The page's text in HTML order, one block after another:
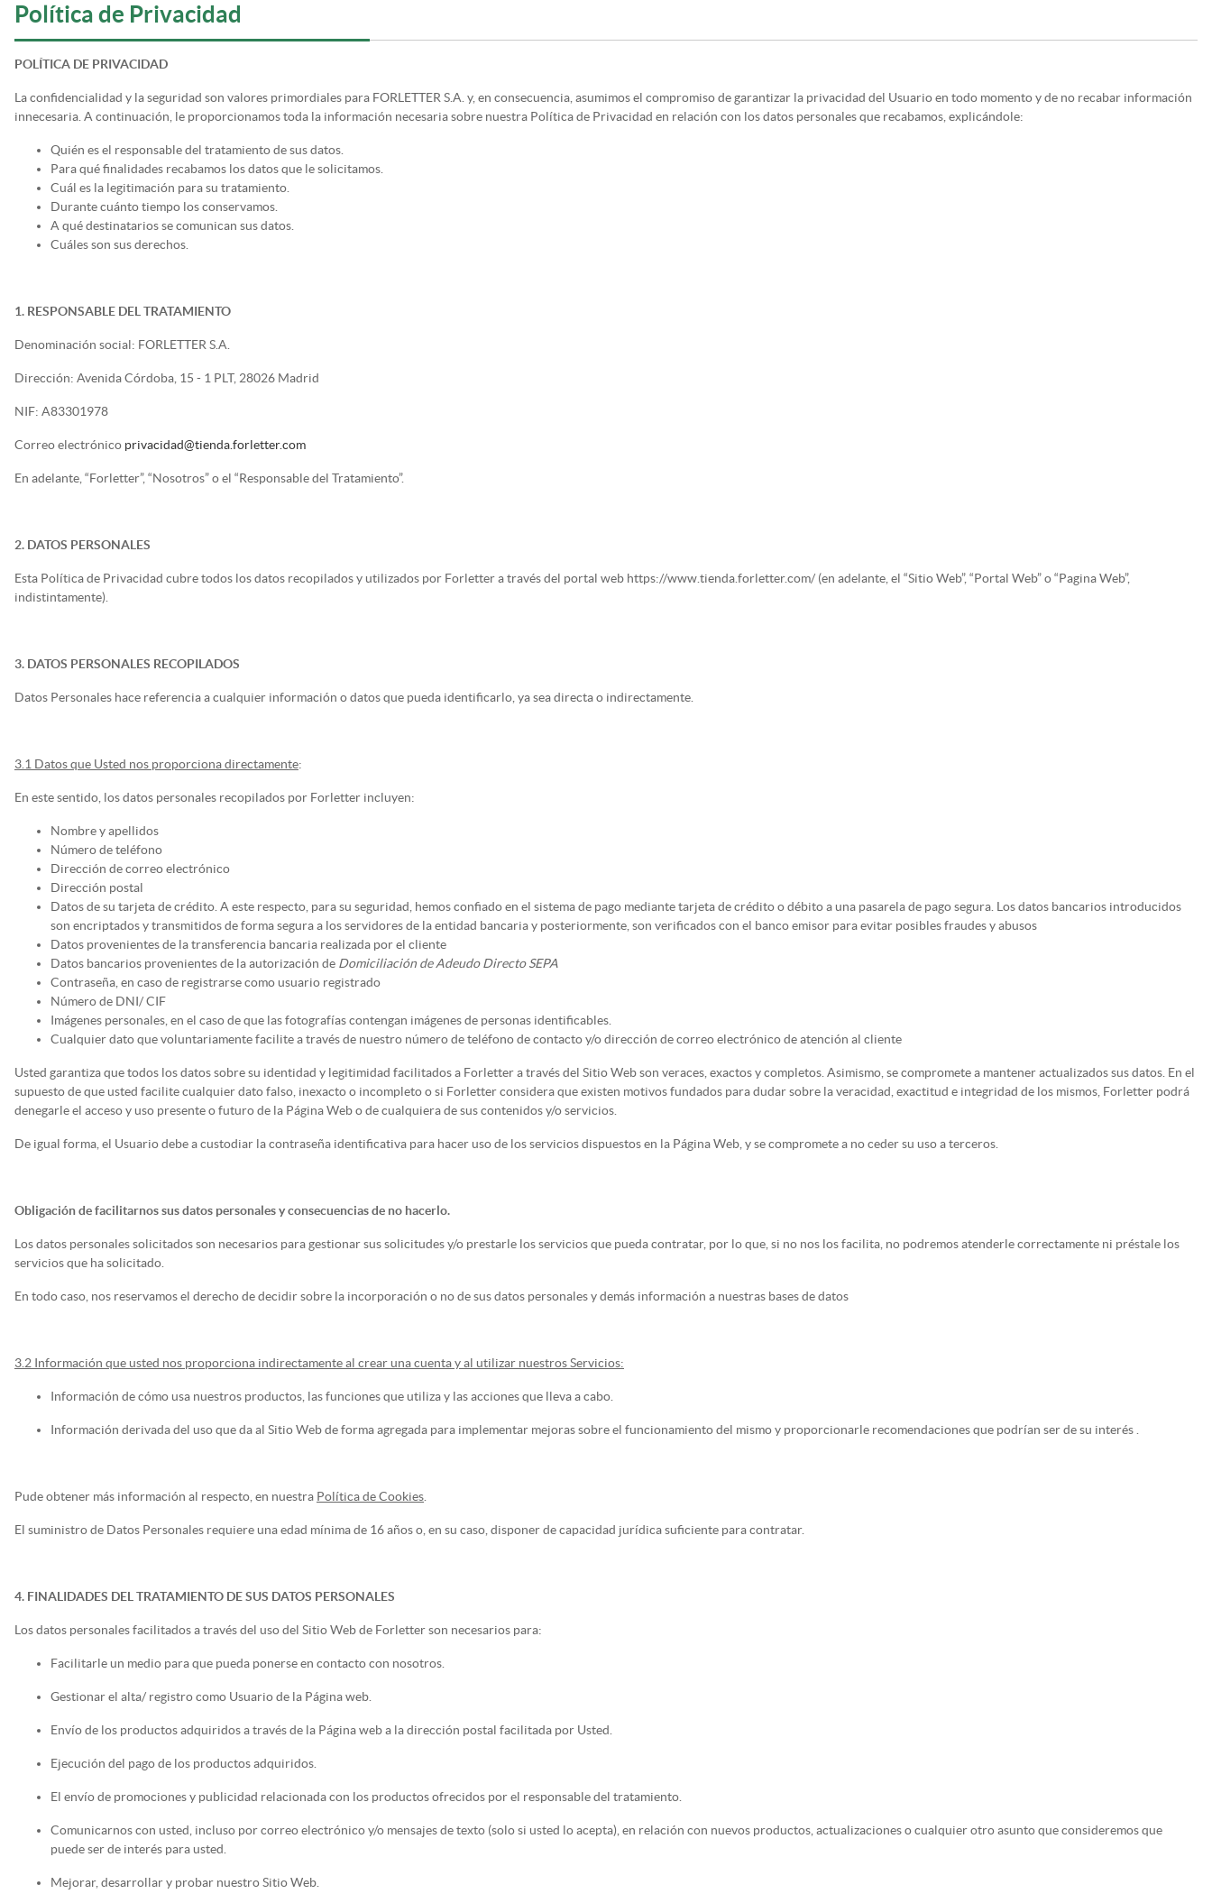
Política de Privacidad
POLÍTICA DE PRIVACIDAD
La confidencialidad y la seguridad son valores primordiales para FORLETTER S.A. y, en consecuencia, asumimos el compromiso de garantizar la privacidad del Usuario en todo momento y de no recabar información
innecesaria. A continuación, le proporcionamos toda la información necesaria sobre nuestra Política de Privacidad en relación con los datos personales que recabamos, explicándole:
Quién es el responsable del tratamiento de sus datos.
Para qué finalidades recabamos los datos que le solicitamos.
Cuál es la legitimación para su tratamiento.
Durante cuánto tiempo los conservamos.
A qué destinatarios se comunican sus datos.
Cuáles son sus derechos.
1. RESPONSABLE DEL TRATAMIENTO
Denominación social: FORLETTER S.A.
Dirección: Avenida Córdoba, 15 - 1 PLT, 28026 Madrid
NIF: A83301978
Correo electrónico privacidad@tienda.forletter.com
En adelante, “Forletter”, “Nosotros” o el “Responsable del Tratamiento”.
2. DATOS PERSONALES
Esta Política de Privacidad cubre todos los datos recopilados y utilizados por Forletter a través del portal web https://www.tienda.forletter.com/ (en adelante, el “Sitio Web”, “Portal Web” o “Pagina Web”,
indistintamente).
3. DATOS PERSONALES RECOPILADOS
Datos Personales hace referencia a cualquier información o datos que pueda identificarlo, ya sea directa o indirectamente.
3.1 Datos que Usted nos proporciona directamente:
En este sentido, los datos personales recopilados por Forletter incluyen:
Nombre y apellidos
Número de teléfono
Dirección de correo electrónico
Dirección postal
Datos de su tarjeta de crédito. A este respecto, para su seguridad, hemos confiado en el sistema de pago mediante tarjeta de crédito o débito a una pasarela de pago segura. Los datos bancarios introducidos
son encriptados y transmitidos de forma segura a los servidores de la entidad bancaria y posteriormente, son verificados con el banco emisor para evitar posibles fraudes y abusos
Datos provenientes de la transferencia bancaria realizada por el cliente
Datos bancarios provenientes de la autorización de Domiciliación de Adeudo Directo SEPA
Contraseña, en caso de registrarse como usuario registrado
Número de DNI/ CIF
Imágenes personales, en el caso de que las fotografías contengan imágenes de personas identificables.
Cualquier dato que voluntariamente facilite a través de nuestro número de teléfono de contacto y/o dirección de correo electrónico de atención al cliente
Usted garantiza que todos los datos sobre su identidad y legitimidad facilitados a Forletter a través del Sitio Web son veraces, exactos y completos. Asimismo, se compromete a mantener actualizados sus datos. En el
supuesto de que usted facilite cualquier dato falso, inexacto o incompleto o si Forletter considera que existen motivos fundados para dudar sobre la veracidad, exactitud e integridad de los mismos, Forletter podrá
denegarle el acceso y uso presente o futuro de la Página Web o de cualquiera de sus contenidos y/o servicios.
De igual forma, el Usuario debe a custodiar la contraseña identificativa para hacer uso de los servicios dispuestos en la Página Web, y se compromete a no ceder su uso a terceros.
Obligación de facilitarnos sus datos personales y consecuencias de no hacerlo.
Los datos personales solicitados son necesarios para gestionar sus solicitudes y/o prestarle los servicios que pueda contratar, por lo que, si no nos los facilita, no podremos atenderle correctamente ni préstale los
servicios que ha solicitado.
En todo caso, nos reservamos el derecho de decidir sobre la incorporación o no de sus datos personales y demás información a nuestras bases de datos
3.2 Información que usted nos proporciona indirectamente al crear una cuenta y al utilizar nuestros Servicios:
Información de cómo usa nuestros productos, las funciones que utiliza y las acciones que lleva a cabo.
Información derivada del uso que da al Sitio Web de forma agregada para implementar mejoras sobre el funcionamiento del mismo y proporcionarle recomendaciones que podrían ser de su interés .
Pude obtener más información al respecto, en nuestra Política de Cookies
El suministro de Datos Personales requiere una edad mínima de 16 años o, en su caso, disponer de capacidad jurídica suficiente para contratar.
4. FINALIDADES DEL TRATAMIENTO DE SUS DATOS PERSONALES
Los datos personales facilitados a través del uso del Sitio Web de Forletter son necesarios para:
Facilitarle un medio para que pueda ponerse en contacto con nosotros.
Gestionar el alta/ registro como Usuario de la Página web.
Envío de los productos adquiridos a través de la Página web a la dirección postal facilitada por Usted.
Ejecución del pago de los productos adquiridos.
El envío de promociones y publicidad relacionada con los productos ofrecidos por el responsable del tratamiento.
Comunicarnos con usted, incluso por correo electrónico y/o mensajes de texto (solo si usted lo acepta), en relación con nuevos productos, actualizaciones o cualquier otro asunto que consideremos que
puede ser de interés para usted.
Mejorar, desarrollar y probar nuestro Sitio Web.